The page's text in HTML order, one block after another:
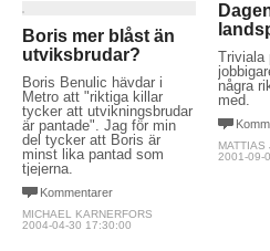
Boris mer blåst än
utviksbrudar?
Boris Benulic hävdar i
Metro att "riktiga killar
tycker att utvikningsbrudar
är pantade". Jag för min
del tycker att Boris är
minst lika pantad som
tjejerna.
Kommentarer
MICHAEL KARNERFORS
2004-04-30 17:30:00
Triviala
några
med.
MATTIAS
2001-09-